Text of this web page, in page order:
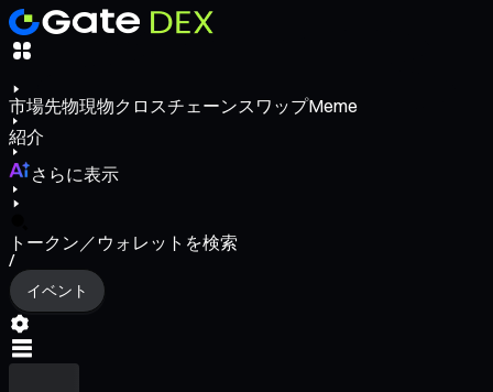
市場先物現物クロスチェーンスワップMeme
紹介
さらに表示
トークン／ウォレットを検索
/
イベント